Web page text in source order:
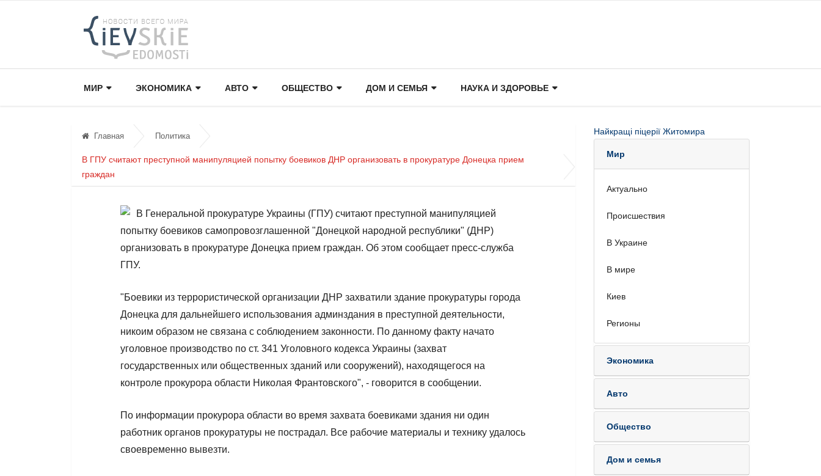
МИР ЭКОНОМИКА АВТО ОБЩЕСТВО ДОМ И СЕМЬЯ НАУКА И ЗДОРОВЬЕ
Главная Политика
В ГПУ считают преступной манипуляцией попытку боевиков ДНР организовать в прокуратуре Донецка прием
граждан
В Генеральной прокуратуре Украины (ГПУ) считают преступной манипуляцией
попытку боевиков самопровозглашенной "Донецкой народной республики" (ДНР)
организовать в прокуратуре Донецка прием граждан. Об этом сообщает пресс-служба
ГПУ.
"Боевики из террористической организации ДНР захватили здание прокуратуры города
Донецка для дальнейшего использования админздания в преступной деятельности,
никоим образом не связана с соблюдением законности. По данному факту начато
уголовное производство по ст. 341 Уголовного кодекса Украины (захват
государственных или общественных зданий или сооружений), находящегося на
контроле прокурора области Николая Франтовского", - говорится в сообщении.
По информации прокурора области во время захвата боевиками здания ни один
работник органов прокуратуры не пострадал. Все рабочие материалы и технику удалось
своевременно вывезти.
Найкращі піцерії Житомира
Мир
Актуально
Происшествия
В Украине
В мире
Киев
Регионы
Экономика
Авто
Общество
Дом и семья